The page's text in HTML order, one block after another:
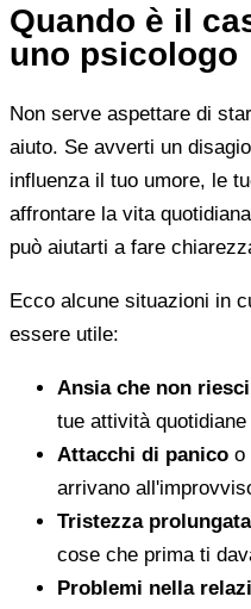
Quando è il
uno psicologo
Non serve aspettare di
aiuto. Se avverti un
influenza il tuo umore, le
affrontare la vita
può aiutarti a fare
Ecco alcune situazioni in
essere utile:
Ansia che non
tue attività quotidiane
Attacchi di panico o
arrivano
Tristezza prolungata
cose che prima ti
Problemi nella